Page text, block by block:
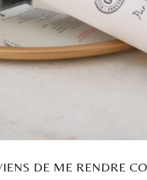
DE ME RENDRE